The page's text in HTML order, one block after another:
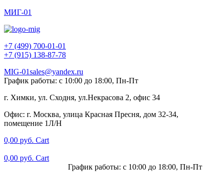
МИГ-01
+7 (499) 700-01-01
+7 (915) 138-87-78
MIG-01sales@yandex.ru
График работы: с 10:00 до 18:00, Пн-Пт
г. Химки, ул. Сходня, ул.Некрасова 2, офис 34
Офис: г. Москва, улица Красная Пресня, дом 32-34,
помещение 1Л/Н
0,00 руб. Cart
0,00 руб. Cart
График работы: с 10:00 до 18:00, Пн-Пт